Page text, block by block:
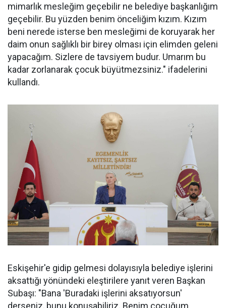
mimarlık mesleğim geçebilir ne belediye başkanlığım
geçebilir. Bu yüzden benim önceliğim kızım. Kızım
beni nerede isterse ben mesleğimi de koruyarak her
daim onun sağlıklı bir birey olması için elimden geleni
yapacağım. Sizlere de tavsiyem budur. Umarım bu
kadar zorlanarak çocuk büyütmezsiniz." ifadelerini
kullandı.
Eskişehir'e gidip gelmesi dolayısıyla belediye işlerini
aksattığı yönündeki eleştirilere yanıt veren Başkan
Subaşı: "Bana 'Buradaki işlerini aksatıyorsun'
derseniz, bunu konuşabiliriz. Benim çocuğum